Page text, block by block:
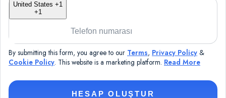
United States +1
+1
By submitting this form, you agree to our Terms, Privacy Policy &
Cookie Policy. This website is a marketing platform. Read More
HESAP OLUŞTUR